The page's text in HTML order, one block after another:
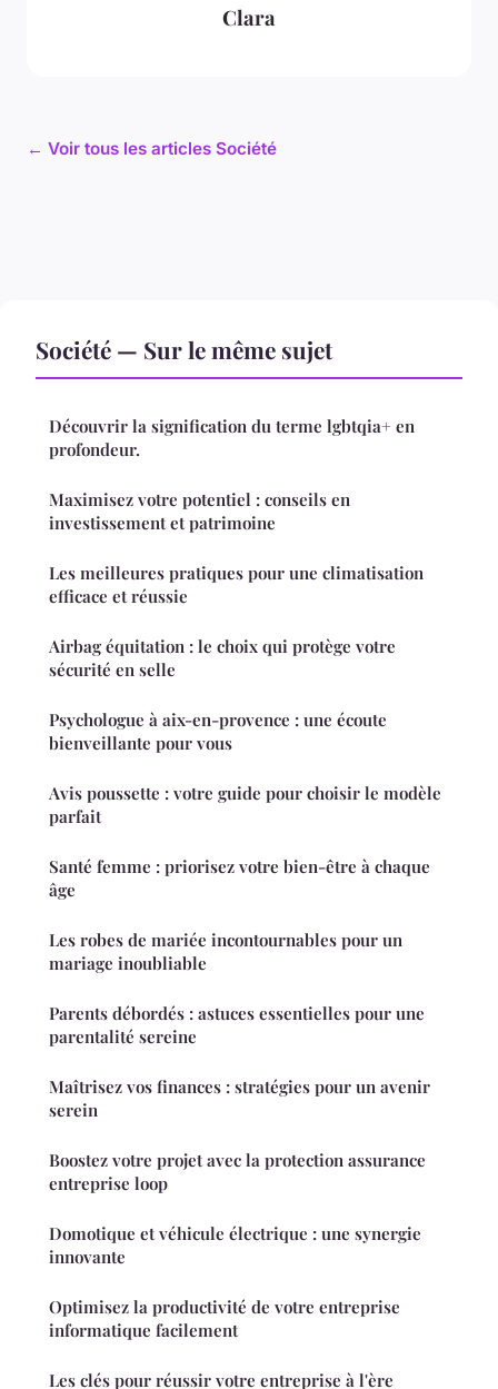
Clara
← Voir tous les articles Société
Société — Sur le même sujet
Découvrir la signification du terme lgbtqia+ en
profondeur.
Maximisez votre potentiel : conseils en
investissement et patrimoine
Les meilleures pratiques pour une climatisation
efficace et réussie
Airbag équitation : le choix qui protège votre
sécurité en selle
Psychologue à aix-en-provence : une écoute
bienveillante pour vous
Avis poussette : votre guide pour choisir le modèle
parfait
Santé femme : priorisez votre bien-être à chaque
âge
Les robes de mariée incontournables pour un
mariage inoubliable
Parents débordés : astuces essentielles pour une
parentalité sereine
Maîtrisez vos finances : stratégies pour un avenir
serein
Boostez votre projet avec la protection assurance
entreprise loop
Domotique et véhicule électrique : une synergie
innovante
Optimisez la productivité de votre entreprise
informatique facilement
Les clés pour réussir votre entreprise à l'ère